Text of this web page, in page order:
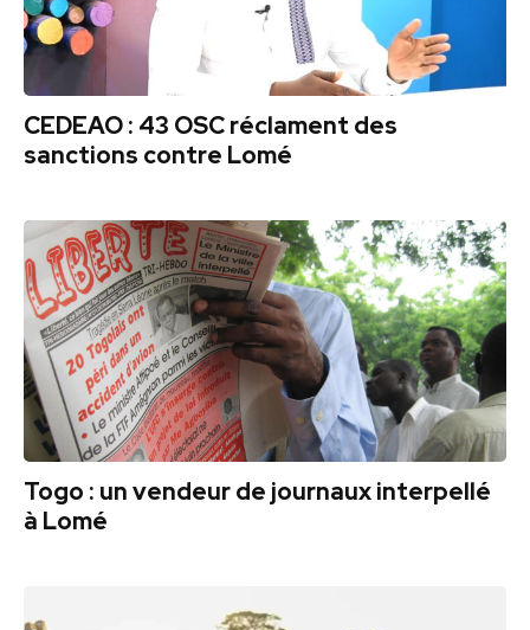
CEDEAO : 43 OSC réclament des
sanctions contre Lomé
Togo : un vendeur de journaux interpellé
à Lomé